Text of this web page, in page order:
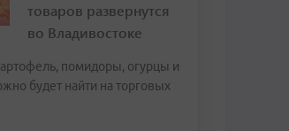
товаров развернутся
во Владивостоке
помидоры, огурцы и
будет найти на торговых